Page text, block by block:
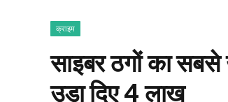
क्राइम
साइबर ठगों का
उड़ा दिए 4 लाख